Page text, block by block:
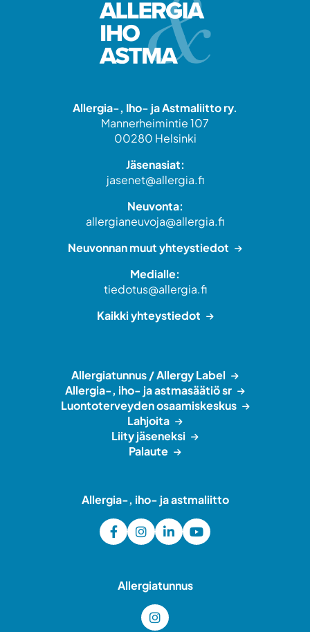
Allergia-, Iho- ja Astmaliitto ry.
Mannerheimintie 107
00280 Helsinki
Jäsenasiat:
jasenet@allergia.fi
Neuvonta:
allergianeuvoja@allergia.fi
Neuvonnan muut yhteystiedot
Medialle:
tiedotus@allergia.fi
Kaikki yhteystiedot
Allergiatunnus / Allergy Label
Allergia-, iho- ja astmasäätiö sr
Luontoterveyden osaamiskeskus
Lahjoita
Liity jäseneksi
Palaute
Allergia-, iho- ja astmaliitto
Allergiatunnus